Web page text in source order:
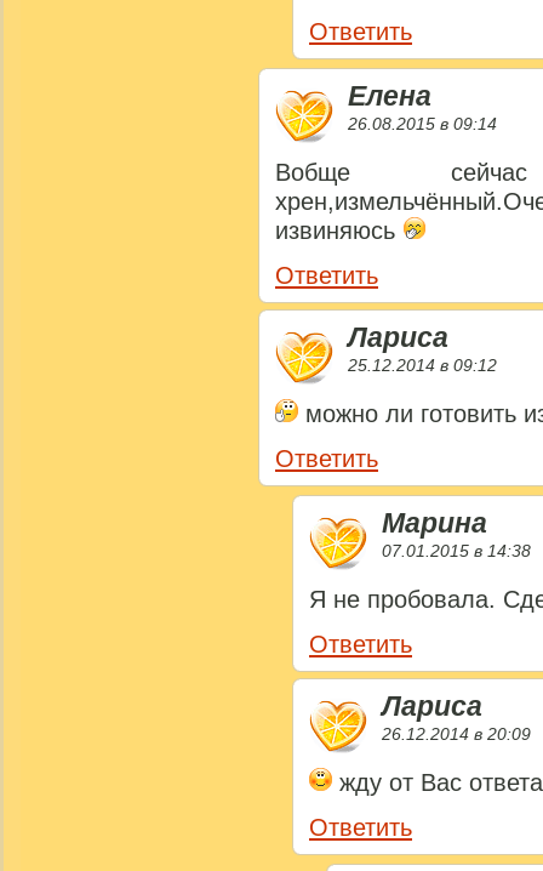
Ответить
Елена
26.08.2015 в 09:14
Вобще
извиняюсь
Ответить
Лариса
25.12.2014 в 09:12
можно ли готовить
Ответить
Марина
07.01.2015 в 14:38
Я не пробовала.
Ответить
Лариса
26.12.2014 в 20:09
жду от Вас ответа
Ответить